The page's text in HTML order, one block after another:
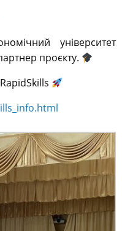
університет
проєкту.